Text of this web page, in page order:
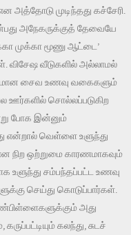
அத்தோடு முடிந்தது கச்சேரி.
அநேகருக்குத் தேவையே
முக்கா மூணு ஆட்டை’
விசேஷ வீடுகளில் அல்லாமல்
சைவ உணவு வகைகளும்
ஊர்களில் சொல்லப்படுகிற
போக இன்னும்
என்றால் வெள்ளை உளுந்து
நிற ஒற்றுமை காரணமாகவும்
உளுந்து சம்பந்தப்பட்ட உணவு
செய்து கொடுப்பார்கள்.
அது
கலந்து, சுடச்